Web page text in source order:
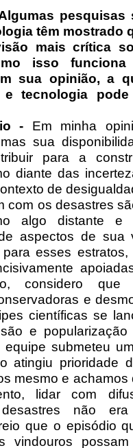
têm mostrado
mais crítica
isso
sua opinião, a
e tecnologia
- Em minha
sua
para a
diante das
de
com os desastres
algo distante
aspectos de
esses
considero
e
científicas se
e
equipe submeteu
atingiu prioridade
mesmo e
lidar com
não
que o episódio
vindouros